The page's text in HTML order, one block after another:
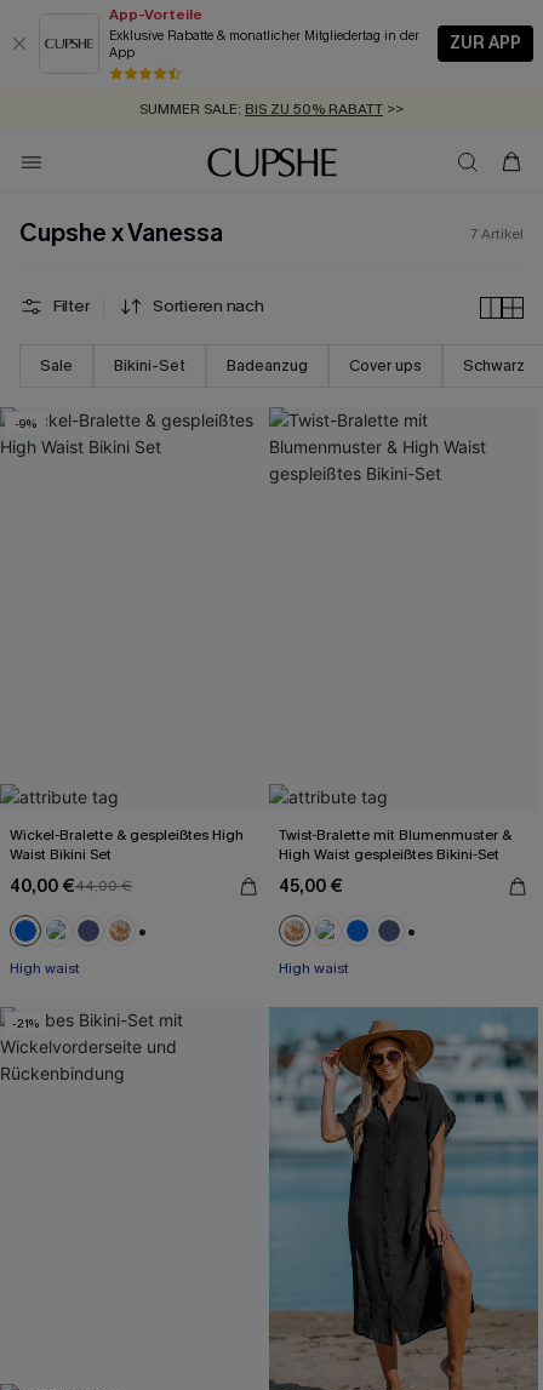
App-Vorteile
Exklusive Rabatte & monatlicher Mitgliedertag in der
App
ZUR APP
GRATIS MASSBAND MIT JEDEM SCHNELLVERSAND-ARTIKEL >>
SUMMER SALE: BIS ZU 50% RABATT >>
ZUM NEWSLETTER:BIS ZU -20% EXTRA ERHALTEN
KOSTENLOSER VERSAND AB 89 €
Cupshe x Vanessa 7Artikel
Filter Sortieren nach
Sale Bikini-Set Badeanzug Cover ups Schwarz
-9%
Wickel-Bralette & gespleißtes High
Waist Bikini Set
40,00 €44,00 €
High waist
Twist-Bralette mit Blumenmuster &
High Waist gespleißtes Bikini-Set
45,00 €
High waist
-21%